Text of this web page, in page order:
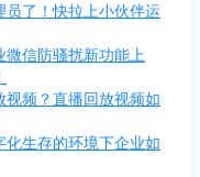
了！快拉上小伙伴运
微信防骚扰新功能上
频？直播回放视频如
生存的环境下企业如